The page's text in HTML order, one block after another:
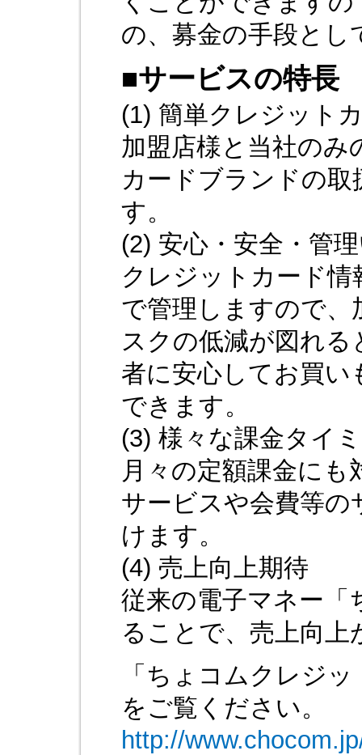
の、募金の手段と
■サービスの特長
(1) 簡単クレジット
加盟店様と当社のみ
カードブランドの
す。
(2) 安心・安全・管
クレジットカード
で管理しますので、
スクの低減が図れ
者に安心してお買
できます。
(3) 様々な課金タイ
月々の定額課金に
サービスや会費等
けます。
(4) 売上向上期待
従来の電子マネー「
ることで、売上向上
「ちょコムクレジ
をご覧ください。
http://